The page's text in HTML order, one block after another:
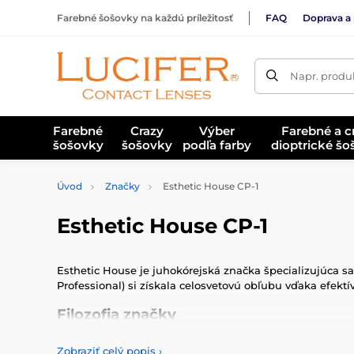
Farebné šošovky na každú príležitosť FAQ Doprava
Napr.
Farebné
šošovky
Crazy
šošovky
Výber
podľa farby
Farebné a
dioptrické
Úvod Značky Esthetic House CP-1
Esthetic House CP-1
Esthetic House je juhokórejská značka špecializujúca
Professional) si získala celosvetovú obľubu vďaka
Filozofia značky
Esthetic House CP-1 spája modernú technológiu s
Zobraziť celý popis ›